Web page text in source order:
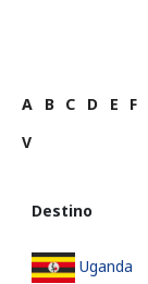
A B C D E F
V
Destino
Uganda